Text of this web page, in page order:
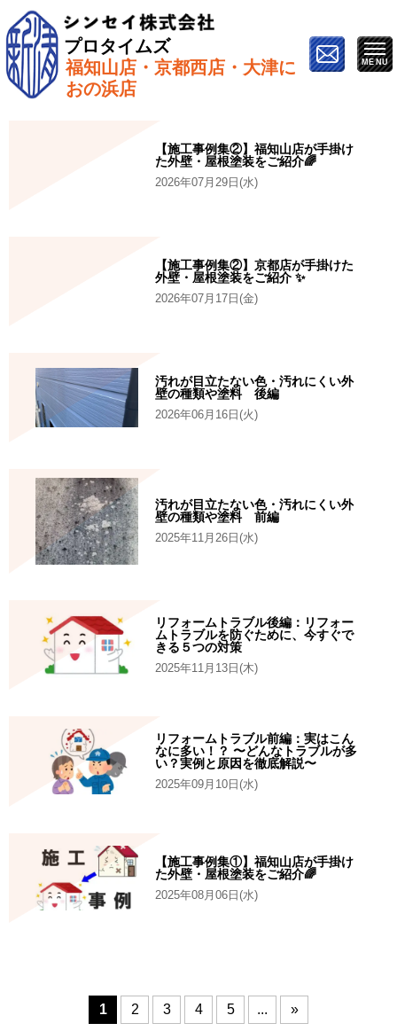
プロタイムズ
福知山店・京都西店・大津に
おの浜店
ホーム»執筆者/監修者»北原 優姫乃
【施工事例集②】福知山店が手掛け
た外壁・屋根塗装をご紹介🌈
2026年07月29日(水)
【施工事例集②】京都店が手掛けた
外壁・屋根塗装をご紹介 ✨
2026年07月17日(金)
汚れが目立たない色・汚れにくい外
壁の種類や塗料 後編
2026年06月16日(火)
汚れが目立たない色・汚れにくい外
壁の種類や塗料 前編
2025年11月26日(水)
リフォームトラブル後編：リフォー
ムトラブルを防ぐために、今すぐで
きる５つの対策
2025年11月13日(木)
リフォームトラブル前編：実はこん
なに多い！？ 〜どんなトラブルが多
い？実例と原因を徹底解説〜
2025年09月10日(水)
【施工事例集①】福知山店が手掛け
た外壁・屋根塗装をご紹介🌈
2025年08月06日(水)
1 2 3 4 5 ... »